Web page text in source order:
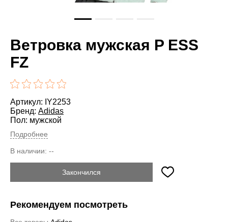
Ветровка мужская P ESS
FZ
Артикул: IY2253
Бренд: Adidas
Пол: мужской
Подробнее
В наличии: --
Закончился
Рекомендуем посмотреть